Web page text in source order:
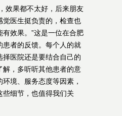
效果都不太好，后来朋友
觉医生挺负责的，检查也
有效果。”这是一位在合肥
患者的反馈。每个人的就
择医院还是要结合自己的
解，多听听其他患者的意
境、服务态度等因素，
些细节，也值得我们关